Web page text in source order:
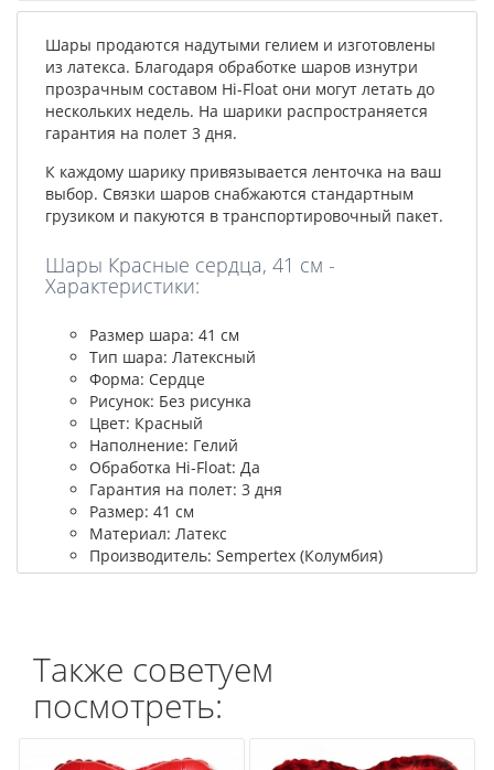
Шары продаются надутыми гелием и изготовлены
из латекса. Благодаря обработке шаров изнутри
прозрачным составом Hi-Float они могут летать до
нескольких недель. На шарики распространяется
гарантия на полет 3 дня.
К каждому шарику привязывается ленточка на ваш
выбор. Связки шаров снабжаются стандартным
грузиком и пакуются в транспортировочный пакет.
Шары Красные сердца, 41 см -
Характеристики:
Размер шара: 41 см
Тип шара: Латексный
Форма: Сердце
Рисунок: Без рисунка
Цвет: Красный
Наполнение: Гелий
Обработка Hi-Float: Да
Гарантия на полет: 3 дня
Размер: 41 см
Материал: Латекс
Производитель: Sempertex (Колумбия)
Также советуем
посмотреть: